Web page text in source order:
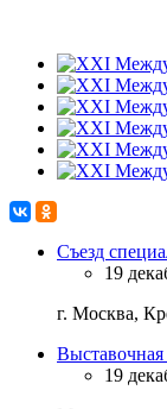
Съезд
19
г. Москва,
19